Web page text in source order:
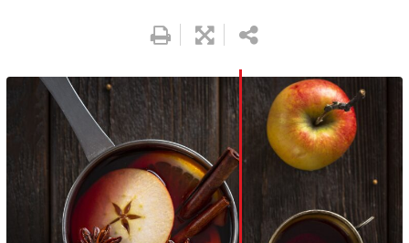
LinkedIn
Whatsapp